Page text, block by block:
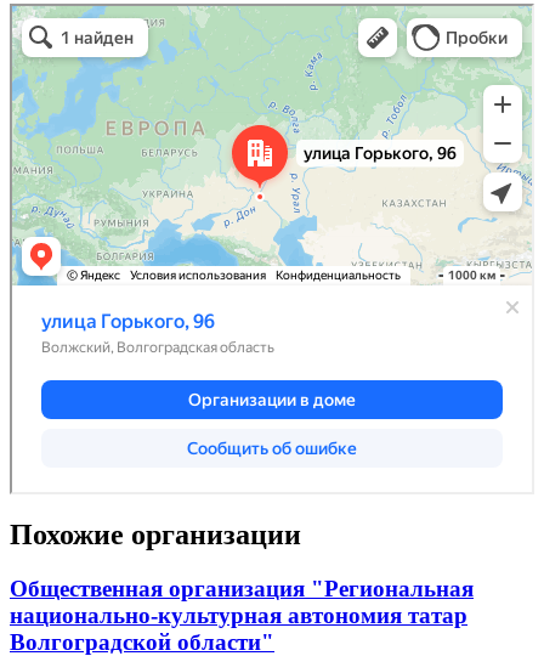
Похожие организации
Общественная организация "Региональная
национально-культурная автономия татар
Волгоградской области"